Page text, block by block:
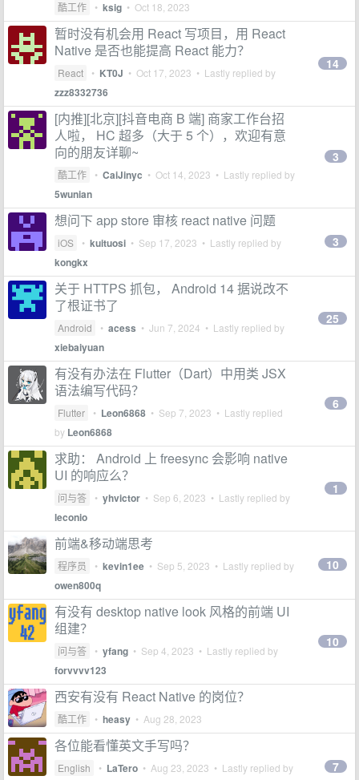
酷工作 • ksig • Oct 18, 2023
暂时没有机会用 React 写项目，用 React
Native 是否也能提高 React 能力？
React • KT0J • Oct 17, 2023 • Lastly replied by
zzz8332736
14
[内推][北京][抖音电商 B 端] 商家工作台招
人啦， HC 超多（大于 5 个），欢迎有意
向的朋友详聊~
酷工作 • CaiJinyc • Oct 14, 2023 • Lastly replied by
5wunian
3
想问下 app store 审核 react native 问题
iOS • kuituosi • Sep 17, 2023 • Lastly replied by
kongkx
3
关于 HTTPS 抓包， Android 14 据说改不
了根证书了
Android • acess • Jun 7, 2024 • Lastly replied by
xiebaiyuan
25
有没有办法在 Flutter（Dart）中用类 JSX
语法编写代码？
Flutter • Leon6868 • Sep 7, 2023 • Lastly replied
by Leon6868
6
求助： Android 上 freesync 会影响 native
UI 的响应么？
问与答 • yhvictor • Sep 6, 2023 • Lastly replied by
leconio
1
前端&移动端思考
程序员 • kevin1ee • Sep 5, 2023 • Lastly replied by
owen800q
10
有没有 desktop native look 风格的前端 UI
组建？
问与答 • yfang • Sep 4, 2023 • Lastly replied by
forvvvv123
10
西安有没有 React Native 的岗位？
酷工作 • heasy • Aug 28, 2023
各位能看懂英文手写吗？
English • LaTero • Aug 23, 2023 • Lastly replied by 7